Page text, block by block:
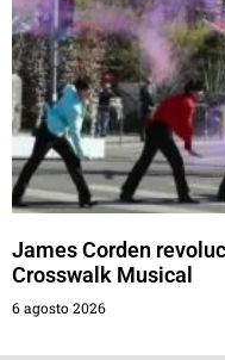
James Corden
Crosswalk Musical
6 agosto 2026